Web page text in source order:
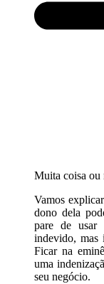
Muita coisa ou
Vamos
dono dela
pare de usar
indevido, mas
Ficar na
uma
seu negócio.